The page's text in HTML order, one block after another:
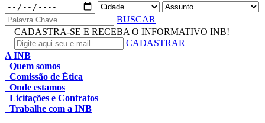
BUSCAR
CADASTRA-SE E RECEBA O INFORMATIVO INB!
CADASTRAR
A INB
Quem somos
Comissão de Ética
Onde estamos
Licitações e Contratos
Trabalhe com a INB